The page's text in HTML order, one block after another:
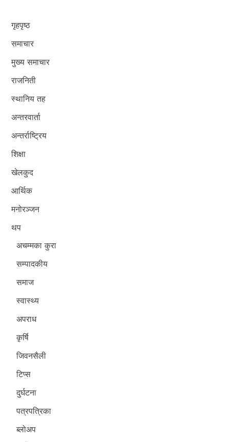
गृहपृष्ठ
समाचार
मुख्य समाचार
राजनिती
स्थानिय तह
अन्तरवार्ता
अन्तर्राष्ट्रिय
शिक्षा
खेलकुद
आर्थिक
मनोरञ्जन
थप
अचम्मका कुरा
सम्पादकीय
समाज
स्वास्थ्य
अपराध
कृर्षि
जिवनसैली
टिप्स
दुर्घटना
पत्रपत्रिका
ब्लोअप